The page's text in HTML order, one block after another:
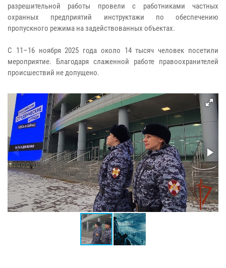
разрешительной работы провели с работниками частных
охранных предприятий инструктажи по обеспечению
пропускного режима на задействованных объектах.
С 11–16 ноября 2025 года около 14 тысяч человек посетили
мероприятие. Благодаря слаженной работе правоохранителей
происшествий не допущено.